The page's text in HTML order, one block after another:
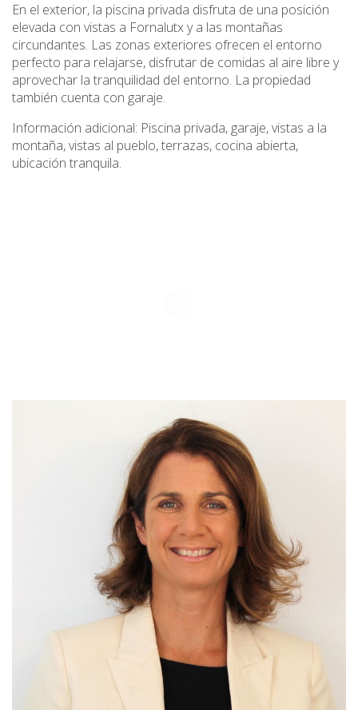
En el exterior, la piscina privada disfruta de una posición
elevada con vistas a Fornalutx y a las montañas
circundantes. Las zonas exteriores ofrecen el entorno
perfecto para relajarse, disfrutar de comidas al aire libre y
aprovechar la tranquilidad del entorno. La propiedad
también cuenta con garaje.
Información adicional: Piscina privada, garaje, vistas a la
montaña, vistas al pueblo, terrazas, cocina abierta,
ubicación tranquila.